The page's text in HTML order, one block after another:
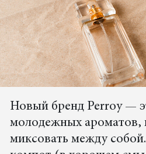
Новый бренд Perroy —
молодежных
миксовать между